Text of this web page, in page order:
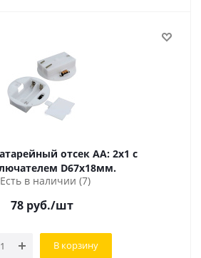
переключателем D67х18мм.
Есть в наличии (7)
78 руб./шт
В корзину